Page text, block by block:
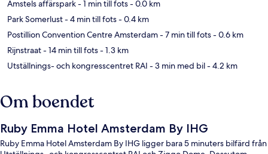
Amstels affärspark- 1 min till fots- 0.0 km
Park Somerlust- 4 min till fots- 0.4 km
Postillion Convention Centre Amsterdam- 7 min till fots- 0.6 km
Rijnstraat- 14 min till fots- 1.3 km
Utställnings- och kongresscentret RAI - 3 min med bil- 4.2 km
Om boendet
Ruby Emma Hotel Amsterdam By IHG
Ruby Emma Hotel Amsterdam By IHG ligger bara 5 minuters bilfärd från